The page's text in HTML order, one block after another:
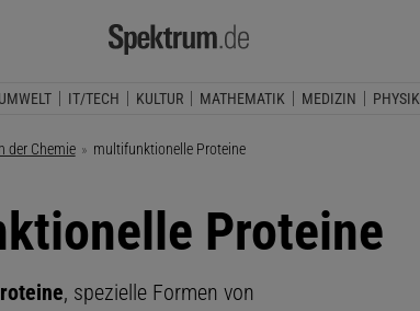
IT/TECH KULTUR MATHEMATIK MEDIZIN PHYSIK
der Chemie Aktuelle Seite:
multifunktionelle Proteine
Proteine
, spezielle Formen von